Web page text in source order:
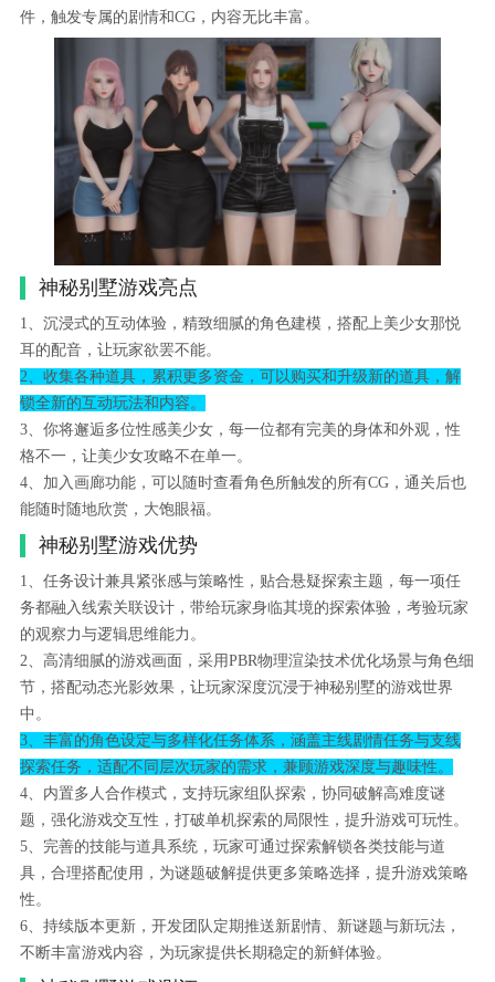
件，触发专属的剧情和CG，内容无比丰富。
神秘别墅游戏亮点
1、沉浸式的互动体验，精致细腻的角色建模，搭配上美少女那悦
耳的配音，让玩家欲罢不能。
2、收集各种道具，累积更多资金，可以购买和升级新的道具，解
锁全新的互动玩法和内容。
3、你将邂逅多位性感美少女，每一位都有完美的身体和外观，性
格不一，让美少女攻略不在单一。
4、加入画廊功能，可以随时查看角色所触发的所有CG，通关后也
能随时随地欣赏，大饱眼福。
神秘别墅游戏优势
1、任务设计兼具紧张感与策略性，贴合悬疑探索主题，每一项任
务都融入线索关联设计，带给玩家身临其境的探索体验，考验玩家
的观察力与逻辑思维能力。
2、高清细腻的游戏画面，采用PBR物理渲染技术优化场景与角色细
节，搭配动态光影效果，让玩家深度沉浸于神秘别墅的游戏世界
中。
3、丰富的角色设定与多样化任务体系，涵盖主线剧情任务与支线
探索任务，适配不同层次玩家的需求，兼顾游戏深度与趣味性。
4、内置多人合作模式，支持玩家组队探索，协同破解高难度谜
题，强化游戏交互性，打破单机探索的局限性，提升游戏可玩性。
5、完善的技能与道具系统，玩家可通过探索解锁各类技能与道
具，合理搭配使用，为谜题破解提供更多策略选择，提升游戏策略
性。
6、持续版本更新，开发团队定期推送新剧情、新谜题与新玩法，
不断丰富游戏内容，为玩家提供长期稳定的新鲜体验。